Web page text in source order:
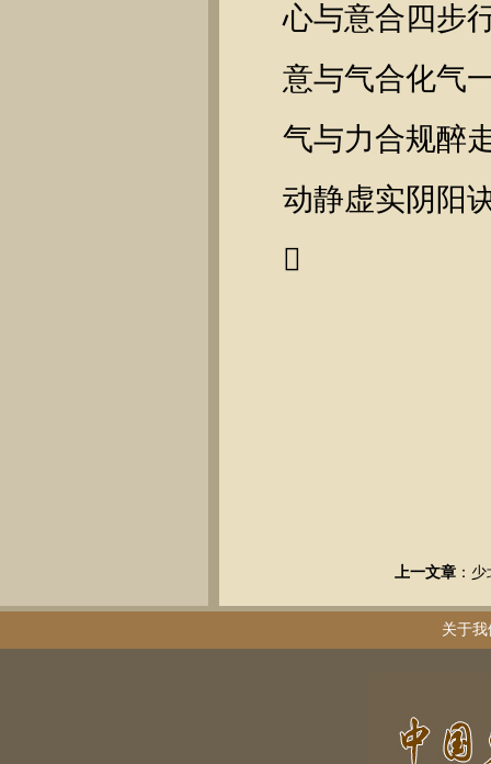
心与意合四步
意与气合化气
气与力合规醉
动静虚实阴阳
上一文章 ： 少
关于我